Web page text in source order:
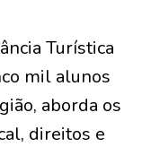
Turística
mil alunos
aborda os
direitos e